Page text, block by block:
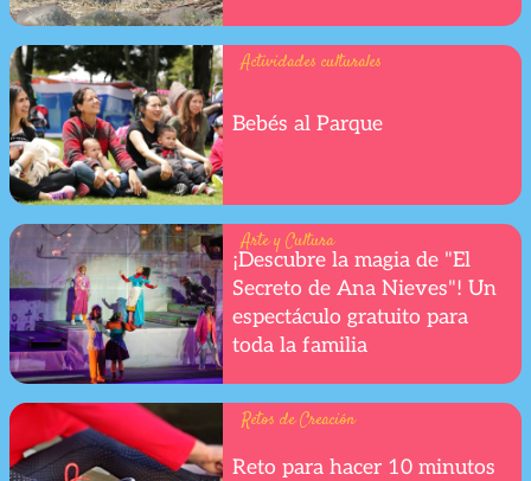
Actividades culturales
Bebés al Parque
Arte y Cultura
¡Descubre la magia de "El
Secreto de Ana Nieves"! Un
espectáculo gratuito para
toda la familia
Retos de Creación
Reto para hacer 10 minutos